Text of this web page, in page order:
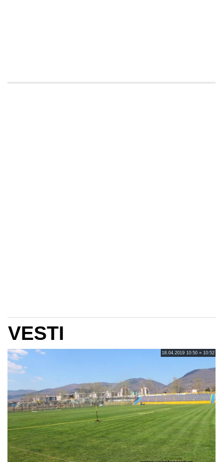
VESTI
18.04.2019 10:50 » 10:52